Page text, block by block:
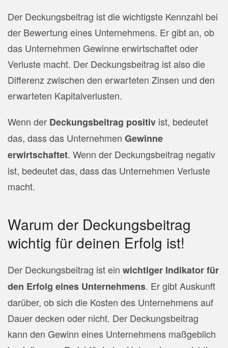
Der Deckungsbeitrag ist die wichtigste Kennzahl bei
der Bewertung eines Unternehmens. Er gibt an, ob
das Unternehmen Gewinne erwirtschaftet oder
Verluste macht. Der Deckungsbeitrag ist also die
Differenz zwischen den erwarteten Zinsen und den
erwarteten Kapitalverlusten.
Wenn der Deckungsbeitrag positiv ist, bedeutet
das, dass das Unternehmen Gewinne
erwirtschaftet. Wenn der Deckungsbeitrag negativ
ist, bedeutet das, dass das Unternehmen Verluste
macht.
Warum der Deckungsbeitrag
wichtig für deinen Erfolg ist!
Der Deckungsbeitrag ist ein wichtiger Indikator für
den Erfolg eines Unternehmens. Er gibt Auskunft
darüber, ob sich die Kosten des Unternehmens auf
Dauer decken oder nicht. Der Deckungsbeitrag
kann den Gewinn eines Unternehmens maßgeblich